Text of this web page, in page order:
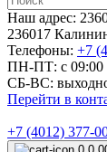
Наш адрес:
236017
Телефоны: +7
ПН-ПТ: с 09:00
СБ-ВС:
Перейти в
+7 (4012) 377-